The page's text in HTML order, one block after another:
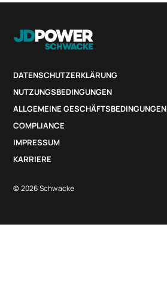
DATENSCHUTZERKLÄRUNG
NUTZUNGSBEDINGUNGEN
ALLGEMEINE GESCHÄFTSBEDINGUNGEN
COMPLIANCE
IMPRESSUM
KARRIERE
© 2026 Schwacke